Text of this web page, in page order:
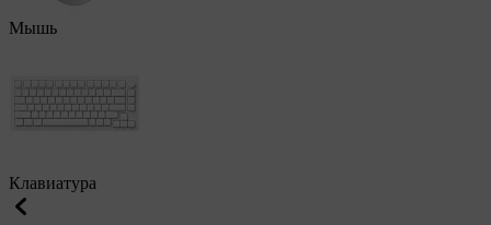
Мышь
Клавиатура